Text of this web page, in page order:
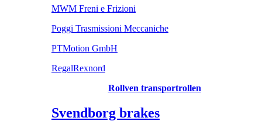
MWM Freni e Frizioni
Poggi Trasmissioni Meccaniche
PTMotion GmbH
RegalRexnord
Rollven transportrollen
Svendborg brakes